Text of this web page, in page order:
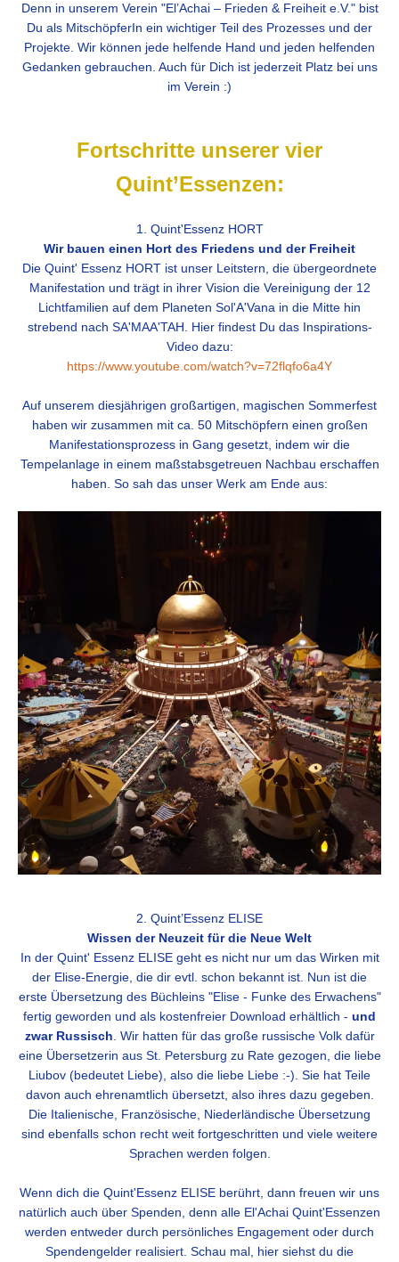
Denn in unserem Verein "El’Achai – Frieden & Freiheit e.V." bist
Du als MitschöpferIn ein wichtiger Teil des Prozesses und der
Projekte. Wir können jede helfende Hand und jeden helfenden
Gedanken gebrauchen. Auch für Dich ist jederzeit Platz bei uns
im Verein :)
Fortschritte unserer vier
Quint’Essenzen:
1. Quint'Essenz HORT
Wir bauen einen Hort des Friedens und der Freiheit
Die Quint' Essenz HORT ist unser Leitstern, die übergeordnete
Manifestation und trägt in ihrer Vision die Vereinigung der 12
Lichtfamilien auf dem Planeten Sol'A'Vana in die Mitte hin
strebend nach SA'MAA'TAH. Hier findest Du das Inspirations-
Video dazu:
https://www.youtube.com/watch?v=72flqfo6a4Y
Auf unserem diesjährigen großartigen, magischen Sommerfest
haben wir zusammen mit ca. 50 Mitschöpfern einen großen
Manifestationsprozess in Gang gesetzt, indem wir die
Tempelanlage in einem maßstabsgetreuen Nachbau erschaffen
haben. So sah das unser Werk am Ende aus:
2. Quint’Essenz ELISE
Wissen der Neuzeit für die Neue Welt
In der Quint' Essenz ELISE geht es nicht nur um das Wirken mit
der Elise-Energie, die dir evtl. schon bekannt ist. Nun ist die
ersteÜbersetzung des Büchleins "Elise - Funke des Erwachens"
fertig geworden und als kostenfreier Download erhältlich - und
zwar Russisch . Wir hatten für das große russische Volk dafür
eine Übersetzerin aus St. Petersburg zu Rate gezogen, die liebe
Liubov (bedeutet Liebe), also die liebe Liebe :-). Sie hat Teile
davon auch ehrenamtlich übersetzt, also ihres dazu gegeben.
Die Italienische, Französische, Niederländische Übersetzung
sind ebenfalls schon recht weit fortgeschritten und viele weitere
Sprachen werden folgen.
Wenn dich die Quint'Essenz ELISE berührt, dann freuen wir uns
natürlich auch über Spenden, denn alle El'Achai Quint'Essenzen
werden entweder durch persönliches Engagement oder durch
Spendengelder realisiert. Schau mal, hier siehst du die